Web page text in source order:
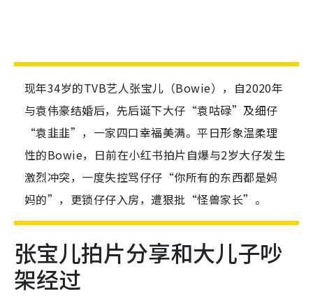
现年34岁的TVB艺人张宝儿（Bowie），自2020年
与袁伟豪结婚后，先后诞下大仔“袁咕碌”及细仔
“袁韭韭”，一家四口幸福美满。平日形象温柔理
性的Bowie，日前在小红书拍片自爆与2岁大仔发生
激烈冲突，一度失控骂仔仔“你所有的东西都是妈
妈的”，更锁仔仔入房，遭狠批“怪兽家长”。
张宝儿拍片分享和大儿子吵
架经过